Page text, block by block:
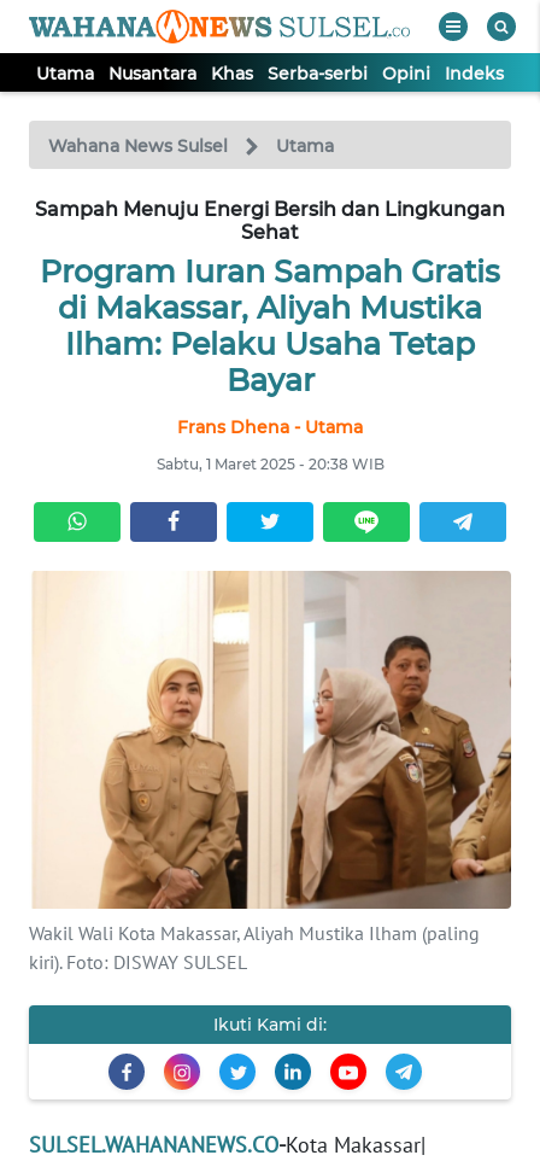
Utama Nusantara Khas Serba-serbi Opini Indeks
Wahana News Sulsel Utama
Sampah Menuju Energi Bersih dan Lingkungan
Sehat
Program Iuran Sampah Gratis
di Makassar, Aliyah Mustika
Ilham: Pelaku Usaha Tetap
Bayar
Frans Dhena - Utama
Sabtu, 1 Maret 2025 - 20:38 WIB
Wakil Wali Kota Makassar, Aliyah Mustika Ilham (paling
kiri). Foto: DISWAY SULSEL
Ikuti Kami di:
SULSEL.WAHANANEWS.CO-Kota Makassar|
TV
Tutup
UTAMA
NUSANTARA
OPINI
Informasi
TENTANG
MEDIA
REDAKSI